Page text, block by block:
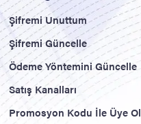
Şifremi Unuttum
Şifremi Güncelle
Ödeme Yöntemini Güncelle
Satış Kanalları
Promosyon Kodu İle Üye Ol